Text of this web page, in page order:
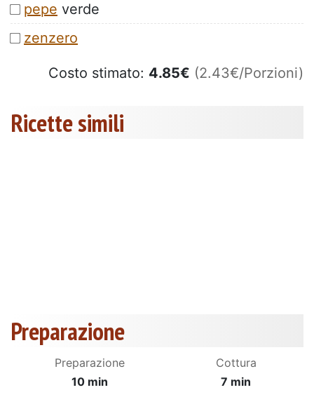
pepe verde
zenzero
Costo stimato: 4.85€ (2.43€/Porzioni)
Ricette simili
Preparazione
Preparazione
10 min
Cottura
7 min